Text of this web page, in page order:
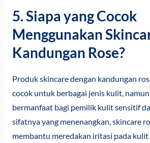
5. Siapa yang Cocok
Menggunakan
Kandungan Rose?
Produk skincare dengan kandungan
cocok untuk berbagai jenis kulit,
bermanfaat bagi pemilik kulit sensitif
sifatnya yang menenangkan, skincare
membantu meredakan iritasi pada kulit